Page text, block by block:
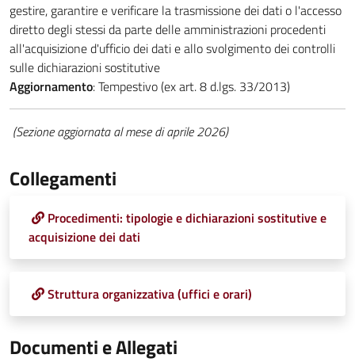
gestire, garantire e verificare la trasmissione dei dati o l'accesso
diretto degli stessi da parte delle amministrazioni procedenti
all'acquisizione d'ufficio dei dati e allo svolgimento dei controlli
sulle dichiarazioni sostitutive
Aggiornamento: Tempestivo (ex art. 8 d.lgs. 33/2013)
(Sezione aggiornata al mese di aprile 2026)
Collegamenti
Procedimenti: tipologie e dichiarazioni sostitutive e
acquisizione dei dati
Struttura organizzativa (uffici e orari)
Documenti e Allegati